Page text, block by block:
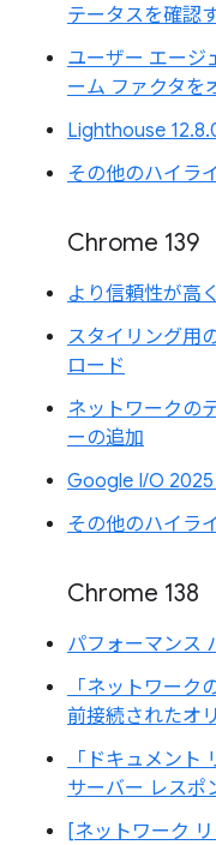
テータスを確認
ユーザー エージ
ーム ファクタを
Lighthouse
その他のハイラ
Chrome 139
より信頼性が高
スタイリング用
ロード
ネットワークの
ーの追加
Google I/O
その他のハイラ
Chrome 138
パフォーマンス
「ネットワー
前接続されたオ
「ドキュメン
サーバー レスポ
[ネットワーク